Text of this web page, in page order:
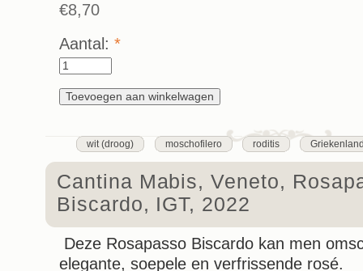
€8,70
Aantal: *
wit (droog) moschofilero roditis
Cantina Mabis, Veneto,
Biscardo, IGT, 2022
Deze Rosapasso Biscardo kan men
elegante, soepele en verfrissende rosé.